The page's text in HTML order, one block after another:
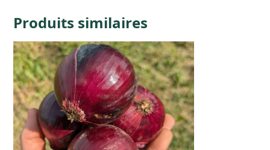
Produits similaires